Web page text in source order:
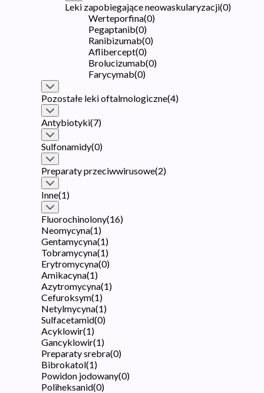
Leki zapobiegające neowaskularyzacji(0)
Werteporfina(0)
Pegaptanib(0)
Ranibizumab(0)
Aflibercept(0)
Brolucizumab(0)
Farycymab(0)
Pozostałe leki oftalmologiczne(4)
Antybiotyki(7)
Sulfonamidy(0)
Preparaty przeciwwirusowe(2)
Inne(1)
Fluorochinolony(16)
Neomycyna(1)
Gentamycyna(1)
Tobramycyna(1)
Erytromycyna(0)
Amikacyna(1)
Azytromycyna(1)
Cefuroksym(1)
Netylmycyna(1)
Sulfacetamid(0)
Acyklowir(1)
Gancyklowir(1)
Preparaty srebra(0)
Bibrokatol(1)
Powidon jodowany(0)
Poliheksanid(0)